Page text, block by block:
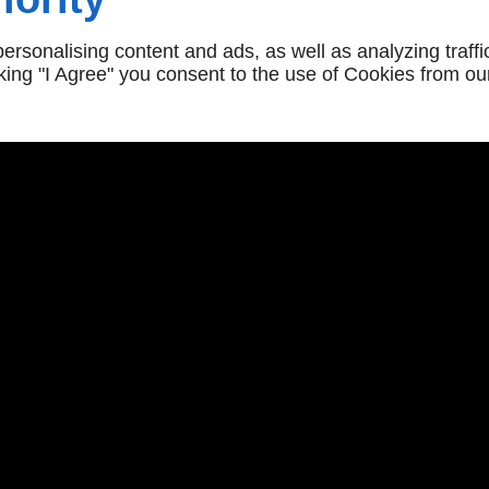
appropriés en
effectuons
conduite en toute
content and ads, as well as analyzing
"I Agree" you consent to the use of Cookies from